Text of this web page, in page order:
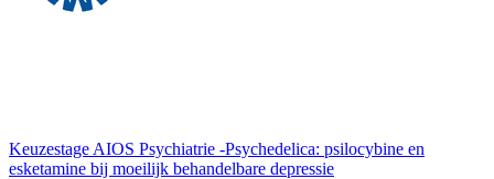
Keuzestage AIOS Psychiatrie -Psychedelica: psilocybine en
esketamine bij moeilijk behandelbare depressie